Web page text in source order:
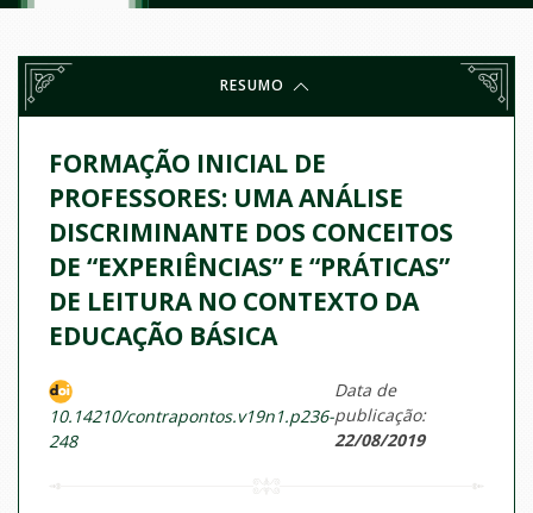
RESUMO
FORMAÇÃO INICIAL DE
PROFESSORES: UMA ANÁLISE
DISCRIMINANTE DOS CONCEITOS
DE “EXPERIÊNCIAS” E “PRÁTICAS”
DE LEITURA NO CONTEXTO DA
EDUCAÇÃO BÁSICA
10.14210/contrapontos.v19n1.p236-
248
Data de
publicação:
22/08/2019